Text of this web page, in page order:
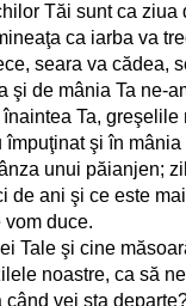
Tăi sunt ca ziua
ca iarba va
seara va cădea,
şi de mânia Ta ne-
Ta,
şi în mânia
unui păianjen;
de ani şi ce este
vom duce.
Tale şi cine
noastre, ca să
când vei sta